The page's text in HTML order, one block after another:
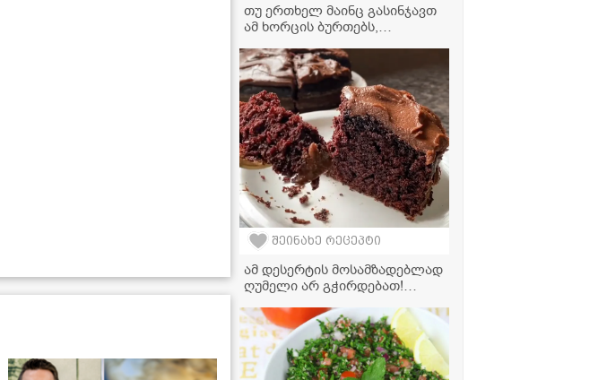
თუ ერთხელ მაინც გასინჯავთ
ამ ხორცის ბურთებს,
სვანური საიდუმლო რეცეპტი
ჰეშკილის ქოხებიდან!
შეინახე რეცეპტი
ამ დესერტის მოსამზადებლად
ღუმელი არ გჭირდებათ!
რომელიც პირში დნება